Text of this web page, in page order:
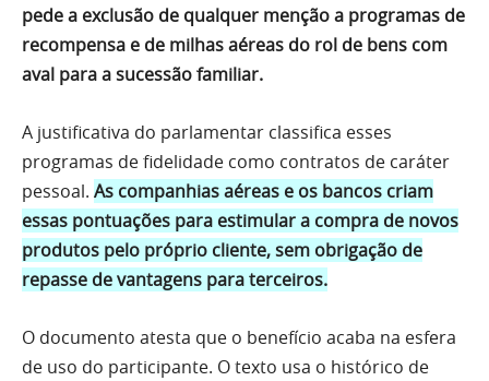
pede a exclusão de qualquer menção a programas de
recompensa e de milhas aéreas do rol de bens com
aval para a sucessão familiar.
A justificativa do parlamentar classifica esses
programas de fidelidade como contratos de caráter
pessoal. As companhias aéreas e os bancos criam
essas pontuações para estimular a compra de novos
produtos pelo próprio cliente, sem obrigação de
repasse de vantagens para terceiros.
O documento atesta que o benefício acaba na esfera
de uso do participante. O texto usa o histórico de